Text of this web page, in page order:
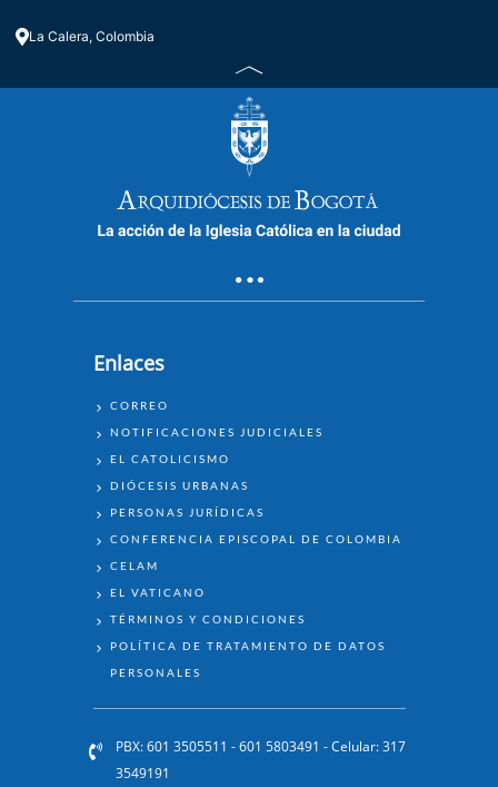
La Calera, Colombia
Enlaces
ENLACES
CORREO
NOTIFICACIONES JUDICIALES
EL CATOLICISMO
DIÓCESIS URBANAS
PERSONAS JURÍDICAS
CONFERENCIA EPISCOPAL DE COLOMBIA
CELAM
EL VATICANO
TÉRMINOS Y CONDICIONES
POLÍTICA DE TRATAMIENTO DE DATOS
PERSONALES
PBX: 601 3505511 - 601 5803491 - Celular: 317
3549191